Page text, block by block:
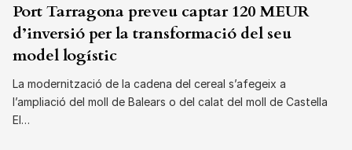
Port Tarragona preveu captar 120 MEUR
d’inversió per la transformació del seu
model logístic
La modernització de la cadena del cereal s’afegeix a
l’ampliació del moll de Balears o del calat del moll de Castella
El…